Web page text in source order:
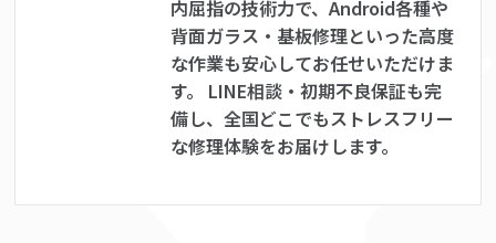
内屈指の技術力で、Android各種や
背面ガラス・基板修理といった高度
な作業も安心してお任せいただけま
す。 LINE相談・初期不良保証も完
備し、全国どこでもストレスフリー
な修理体験をお届けします。